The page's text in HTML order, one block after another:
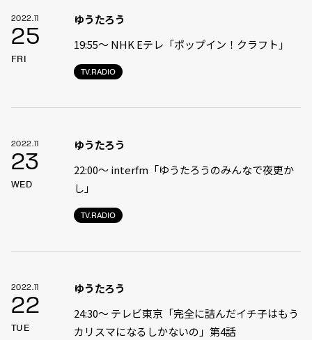
2022.11
25
FRI
TV.RADIO
ゆうたろう
19:55〜 NHK Eテレ「ポップイン！クラフト」
2022.11
23
WED
TV.RADIO
ゆうたろう
22:00〜 interfm「ゆうたろうのみんなで夜更か
し」
2022.11
22
TUE
ゆうたろう
24:30〜 テレビ東京「完全に詰んだイチ子はもう
カリスマになるしかないの」第4話